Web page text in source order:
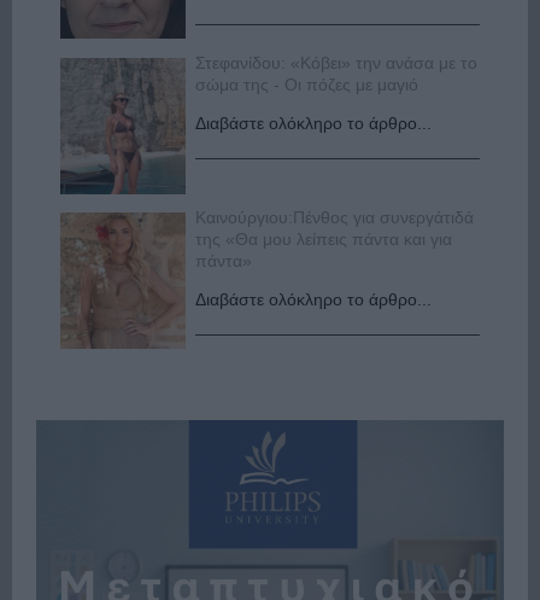
Στεφανίδου: «Κόβει» την ανάσα με το
σώμα της - Οι πόζες με μαγιό
Διαβάστε ολόκληρο το άρθρο...
Καινούργιου:Πένθος για συνεργάτιδά
της «Θα μου λείπεις πάντα και για
πάντα»
Διαβάστε ολόκληρο το άρθρο...